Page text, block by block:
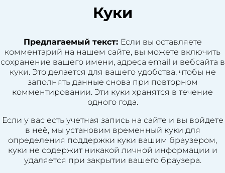
Куки
Предлагаемый текст: Если вы оставляете
комментарий на нашем сайте, вы можете включить
сохранение вашего имени, адреса email и вебсайта в
куки. Это делается для вашего удобства, чтобы не
заполнять данные снова при повторном
комментировании. Эти куки хранятся в течение
одного года.
Если у вас есть учетная запись на сайте и вы войдете
в неё, мы установим временный куки для
определения поддержки куки вашим браузером,
куки не содержит никакой личной информации и
удаляется при закрытии вашего браузера.